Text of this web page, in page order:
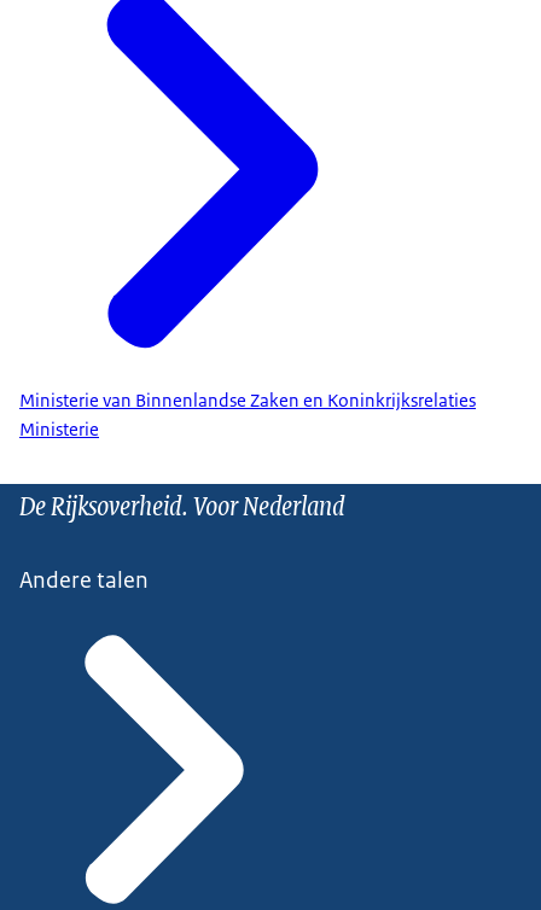
Ministerie van Binnenlandse Zaken en Koninkrijksrelaties
Ministerie
De Rijksoverheid. Voor Nederland
Andere talen